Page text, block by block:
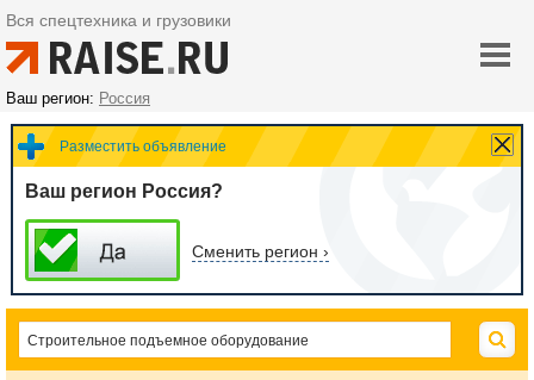
Вся спецтехника и грузовики
Ваш регион: Россия
Разместить объявление
Ваш регион Россия?
Сменить регион ›